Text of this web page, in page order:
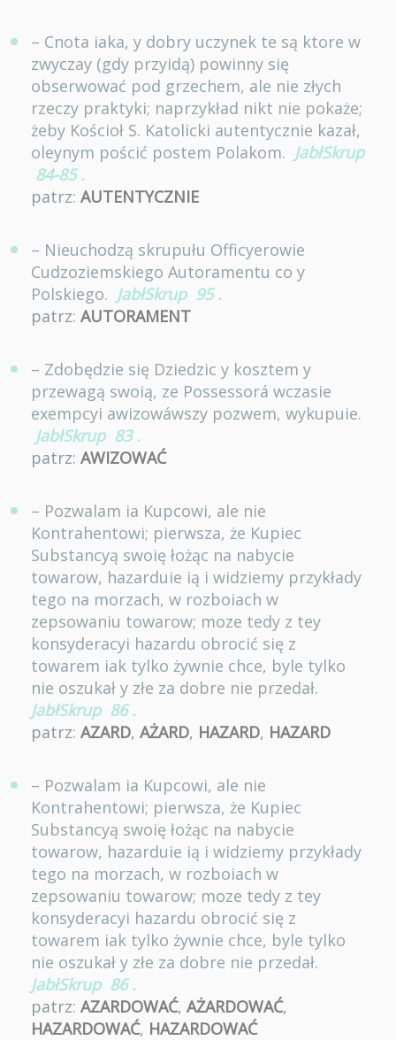
– Cnota iaka, y dobry uczynek te są ktore w
zwyczay (gdy przyidą) powinny się
obserwować pod grzechem, ale nie złych
rzeczy praktyki; naprzykład nikt nie pokaże;
żeby Kościoł S. Katolicki autentycznie kazał,
oleynym pościć postem Polakom. JabłSkrup
84-85 .
patrz: AUTENTYCZNIE
– Nieuchodzą skrupułu Officyerowie
Cudzoziemskiego Autoramentu co y
Polskiego. JabłSkrup 95 .
patrz: AUTORAMENT
– Zdobędzie się Dziedzic y kosztem y
przewagą swoią, ze Possessorá wczasie
exempcyi awizowáwszy pozwem, wykupuie.
JabłSkrup 83 .
patrz: AWIZOWAĆ
– Pozwalam ia Kupcowi, ale nie
Kontrahentowi; pierwsza, że Kupiec
Substancyą swoię łożąc na nabycie
towarow, hazarduie ią i widziemy przykłady
tego na morzach, w rozboiach w
zepsowaniu towarow; moze tedy z tey
konsyderacyi hazardu obrocić się z
towarem iak tylko żywnie chce, byle tylko
nie oszukał y złe za dobre nie przedał.
JabłSkrup 86 .
patrz: AZARD, AŻARD, HAZARD, HAZARD
– Pozwalam ia Kupcowi, ale nie
Kontrahentowi; pierwsza, że Kupiec
Substancyą swoię łożąc na nabycie
towarow, hazarduie ią i widziemy przykłady
tego na morzach, w rozboiach w
zepsowaniu towarow; moze tedy z tey
konsyderacyi hazardu obrocić się z
towarem iak tylko żywnie chce, byle tylko
nie oszukał y złe za dobre nie przedał.
JabłSkrup 86 .
patrz: AZARDOWAĆ, AŻARDOWAĆ,
HAZARDOWAĆ, HAZARDOWAĆ